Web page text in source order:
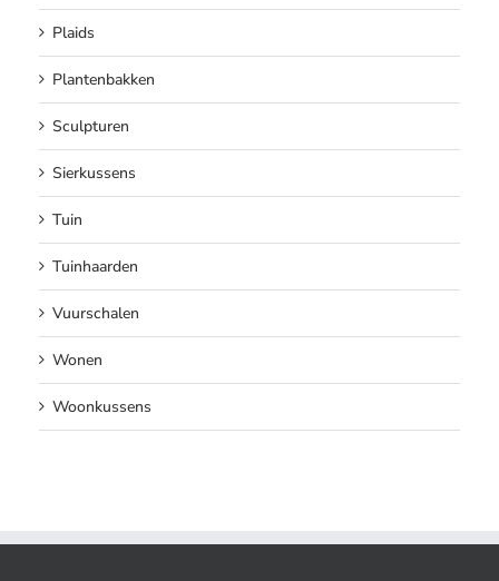
Plaids
Plantenbakken
Sculpturen
Sierkussens
Tuin
Tuinhaarden
Vuurschalen
Wonen
Woonkussens